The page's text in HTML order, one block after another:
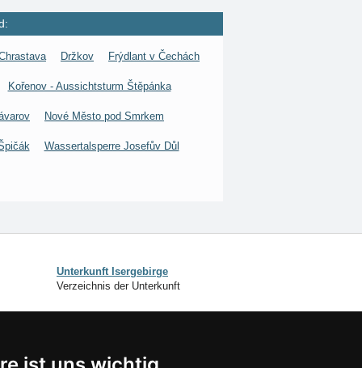
Držkov Frýdlant v Čechách
Kořenov - Aussichtsturm Štěpánka
Nové Město pod Smrkem
Wassertalsperre Josefův Důl
Unterkunft Isergebirge
Verzeichnis der Unterkunft